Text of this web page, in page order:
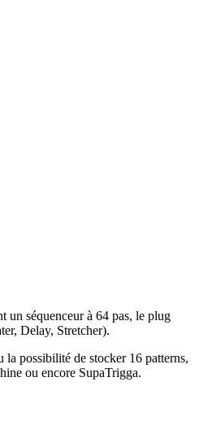
un séquenceur à 64 pas, le plug
Delay, Stretcher).
possibilité de stocker 16 patterns,
ou encore SupaTrigga.